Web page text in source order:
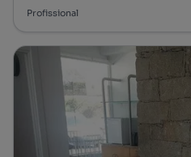
Profissional